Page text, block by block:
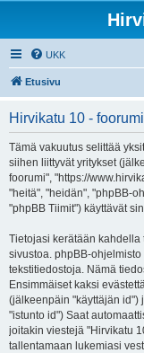
UKK
Etusivu
Hirvikatu 10 -
Tämä vakuutus selittää
siihen liittyvät yritykset
foorumi", "https://
"heitä", "heidän", "phpBB-
"phpBB Tiimit") käyttävät
Tietojasi kerätään
sivustoa. phpBB-
tekstitiedostoja. Nämä
Ensimmäiset kaksi
(jälkeenpäin "käyttäjän id")
"istunto id") Saat
joitakin viestejä "Hirvikatu
tallentamaan lukemiasi